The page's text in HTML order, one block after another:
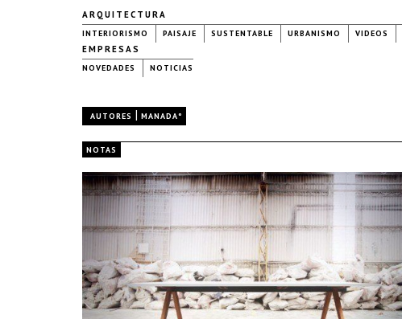
ARQUITECTURA
INTERIORISMO PAISAJE SUSTENTABLE URBANISMO VIDEOS
EMPRESAS
NOVEDADES NOTICIAS
AUTORES | MANADAº
NOTAS